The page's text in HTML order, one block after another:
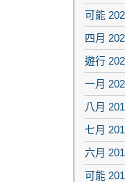
可能
四月
遊行
一月
八月
七月
六月
可能